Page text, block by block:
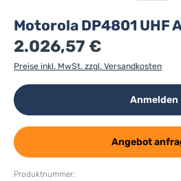
Motorola DP4801 UHF
2.026,57 €
Preise inkl. MwSt. zzgl. Versandkosten
Anmelden
Angebot
Produktnummer: